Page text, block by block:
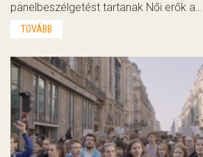
panelbeszélgetést tartanak Női erők a…
TOVÁBB